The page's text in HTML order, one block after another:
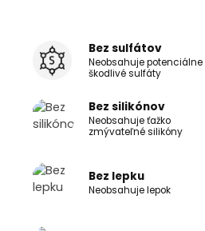
Bez sulfátov
Neobsahuje potenciálne
škodlivé sulfáty
Bez silikónov
Neobsahuje ťažko
zmývateľné silikóny
Bez lepku
Neobsahuje lepok